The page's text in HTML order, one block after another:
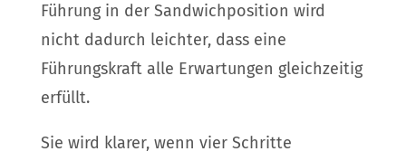
Führung in der Sandwichposition wird
nicht dadurch leichter, dass eine
Führungskraft alle Erwartungen gleichzeitig
erfüllt.
Sie wird klarer, wenn vier Schritte